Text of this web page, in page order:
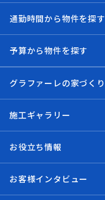
通勤時間から物件を探す
予算から物件を探す
グラファーレの家づくり
施工ギャラリー
お役立ち情報
お客様インタビュー